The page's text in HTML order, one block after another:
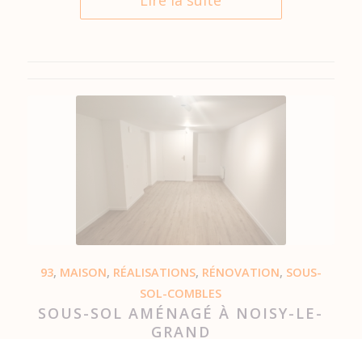
93, MAISON, RÉALISATIONS, RÉNOVATION, SOUS-
SOL-COMBLES
SOUS-SOL AMÉNAGÉ À NOISY-LE-
GRAND